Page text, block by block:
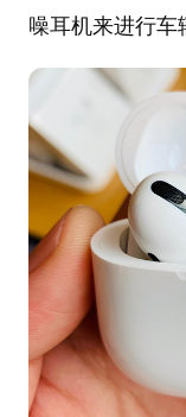
噪耳机来进行车